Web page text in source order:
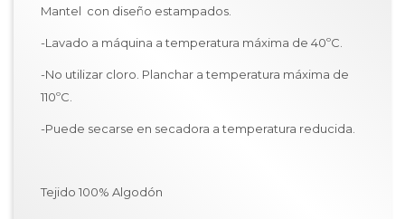
Mantel con diseño estampados.
-Lavado a máquina a temperatura máxima de 40ºC.
-No utilizar cloro. Planchar a temperatura máxima de
110ºC.
-Puede secarse en secadora a temperatura reducida.
Tejido 100% Algodón